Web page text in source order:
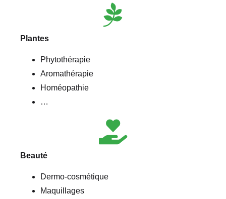
Plantes
Phytothérapie
Aromathérapie
Homéopathie
…
Beauté
Dermo-cosmétique
Maquillages